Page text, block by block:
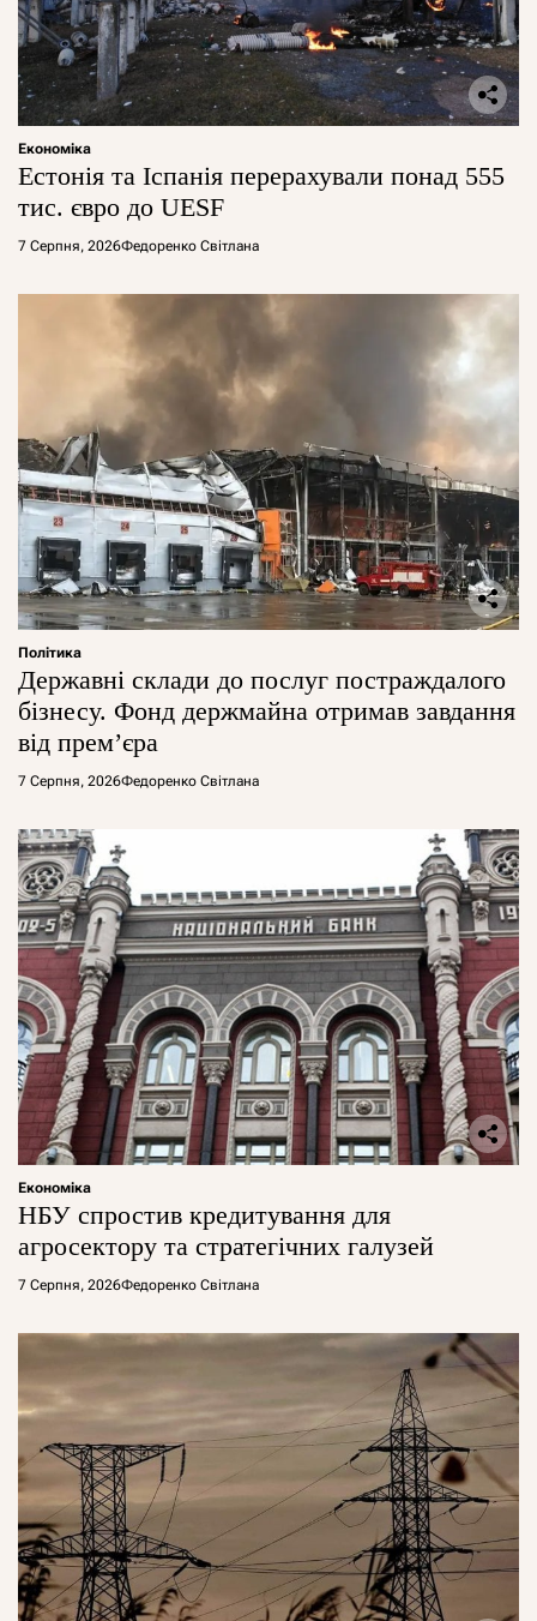
Економіка
Естонія та Іспанія перерахували понад 555
тис. євро до UESF
7 Серпня, 2026Федоренко Світлана
Політика
Державні склади до послуг постраждалого
бізнесу. Фонд держмайна отримав завдання
від прем’єра
7 Серпня, 2026Федоренко Світлана
Економіка
НБУ спростив кредитування для
агросектору та стратегічних галузей
7 Серпня, 2026Федоренко Світлана